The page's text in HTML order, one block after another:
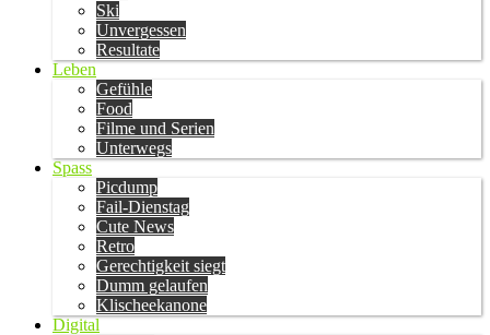
Ski
Unvergessen
Resultate
Leben
Gefühle
Food
Filme und Serien
Unterwegs
Spass
Picdump
Fail-Dienstag
Cute News
Retro
Gerechtigkeit siegt
Dumm gelaufen
Klischeekanone
Digital